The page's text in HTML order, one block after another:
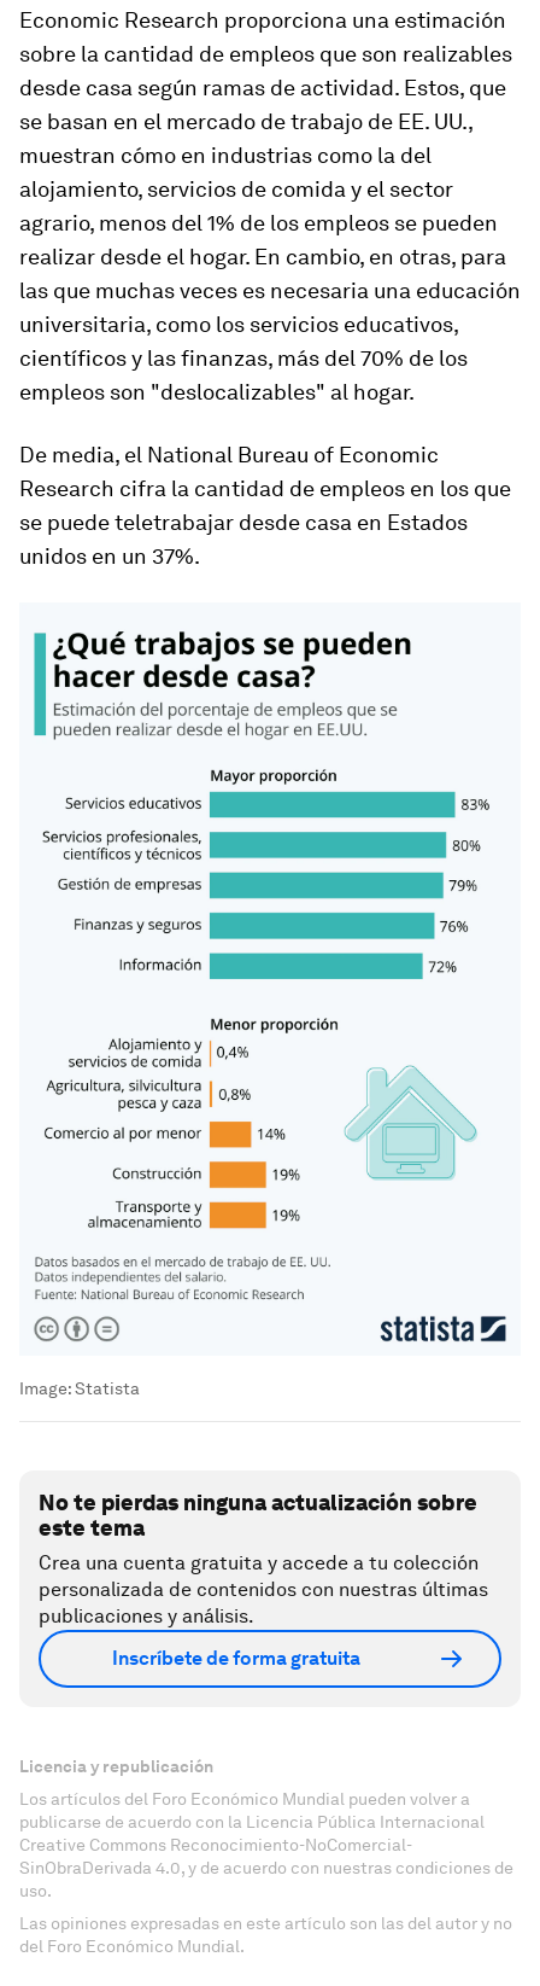
Economic Research proporciona una estimación
sobre la cantidad de empleos que son realizables
desde casa según ramas de actividad. Estos, que
se basan en el mercado de trabajo de EE. UU.,
muestran cómo en industrias como la del
alojamiento, servicios de comida y el sector
agrario, menos del 1% de los empleos se pueden
realizar desde el hogar. En cambio, en otras, para
las que muchas veces es necesaria una educación
universitaria, como los servicios educativos,
científicos y las finanzas, más del 70% de los
empleos son "deslocalizables" al hogar.
De media, el National Bureau of Economic
Research cifra la cantidad de empleos en los que
se puede teletrabajar desde casa en Estados
unidos en un 37%.
Image:Statista
No te pierdas ninguna actualización sobre
este tema
Crea una cuenta gratuita y accede a tu colección
personalizada de contenidos con nuestras últimas
publicaciones y análisis.
Inscríbete de forma gratuita
Licencia y republicación
Los artículos del Foro Económico Mundial pueden volver a
publicarse de acuerdo con la Licencia Pública Internacional
Creative Commons Reconocimiento-NoComercial-
SinObraDerivada 4.0, y de acuerdo con nuestras condiciones de
uso.
Las opiniones expresadas en este artículo son las del autor y no
del Foro Económico Mundial.